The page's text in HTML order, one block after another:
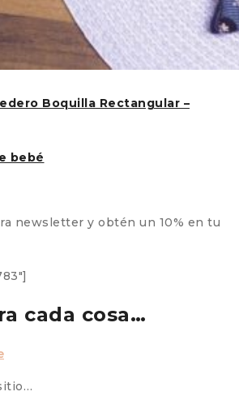
Boquilla Rectangular –
bebé
newsletter y obtén un 10% en tu
cada cosa…